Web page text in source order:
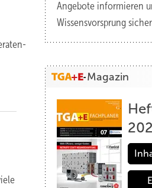
Angebote informieren
Wissensvorsprung
Magazin